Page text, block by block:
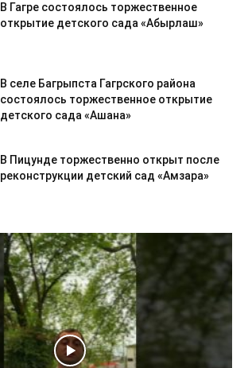
В Гагре состоялось торжественное
открытие детского сада «Абырлаш»
В селе Багрыпста Гагрского района
состоялось торжественное открытие
детского сада «Ашана»
В Пицунде торжественно открыт после
реконструкции детский сад «Амзара»